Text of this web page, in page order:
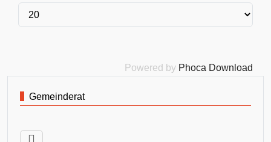
Powered by Phoca Download
Gemeinderat